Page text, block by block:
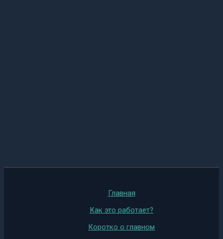
Главная
Как это работает?
Коротко о главном